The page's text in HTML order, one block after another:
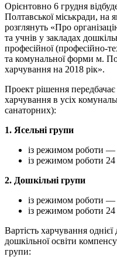
Орієнтовно 6 грудня
Полтавської міськради, на
розглянуть «Про
та учнів у закладах
професійної (професійно-
та комунальної форми м.
харчування на 2018 рік».
Проект рішення
харчування в усіх
санаторних):
1. Ясельні групи
із режимом роботи
із режимом роботи
2. Дошкільні групи
із режимом роботи
із режимом роботи
Вартість харчування
дошкільної освіти
групи: